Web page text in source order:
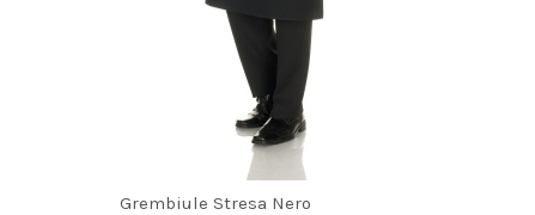
Grembiule Stresa Nero